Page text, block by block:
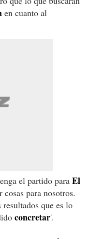
en cuanto al
el partido para El
cosas para nosotros.
resultados que es lo
concretar'.